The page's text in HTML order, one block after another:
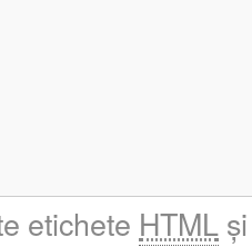
etichete HTML